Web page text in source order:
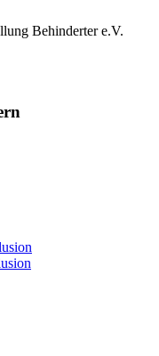
Behinderter e.V.